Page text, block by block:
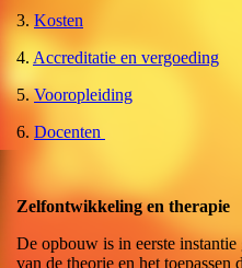
3. Kosten
4. Accreditatie en vergoeding
5.Vooropleiding
6. Docenten
Zelfontwikkeling en therapie
De opbouw is in eerste
van de theorie en het toepassen